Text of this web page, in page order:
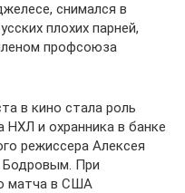
снимался в
плохих парней,
профсоюза
в кино стала роль
НХЛ и охранника в банке
режиссера Алексея
Бодровым. При
матча в США